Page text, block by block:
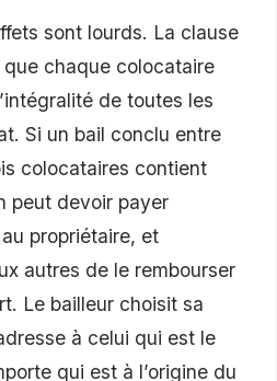
sont lourds. La clause
chaque colocataire
de toutes les
Si un bail conclu entre
colocataires contient
peut devoir payer
propriétaire, et
autres de le rembourser
Le bailleur choisit sa
à celui qui est le
qui est à l’origine du